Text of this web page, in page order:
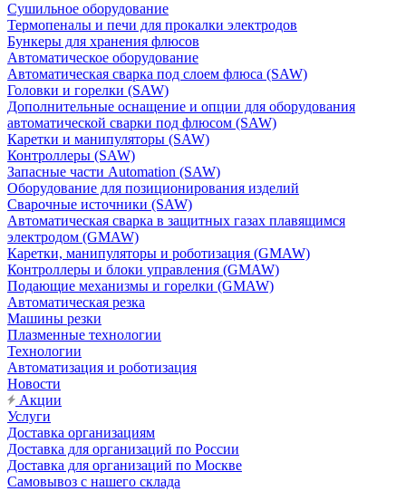
Сушильное оборудование
Термопеналы и печи для прокалки электродов
Бункеры для хранения флюсов
Автоматическое оборудование
Автоматическая сварка под слоем флюса (SAW)
Головки и горелки (SAW)
Дополнительные оснащение и опции для оборудования
автоматической сварки под флюсом (SAW)
Каретки и манипуляторы (SAW)
Контроллеры (SAW)
Запасные части Automation (SAW)
Оборудование для позиционирования изделий
Сварочные источники (SAW)
Автоматическая сварка в защитных газах плавящимся
электродом (GMAW)
Каретки, манипуляторы и роботизация (GMAW)
Контроллеры и блоки управления (GMAW)
Подающие механизмы и горелки (GMAW)
Автоматическая резка
Машины резки
Плазменные технологии
Технологии
Автоматизация и роботизация
Новости
Акции
Услуги
Доставка организациям
Доставка для организаций по России
Доставка для организаций по Москве
Самовывоз с нашего склада